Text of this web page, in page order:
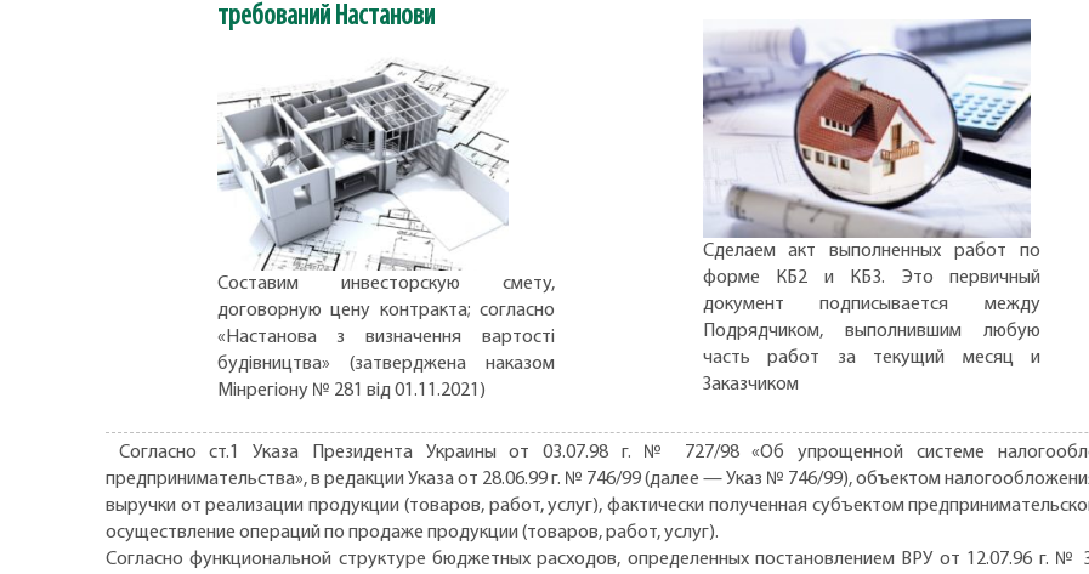
требований Настанови
Составим инвесторскую смету,
договорную цену контракта; согласно
«Настанова з визначення вартості
будівництва» (затверджена наказом
Мінрегіону № 281 від 01.11.2021)
Сделаем акт выполненных работ по
форме КБ2 и КБ3. Это первичный
документ подписывается между
Подрядчиком, выполнившим любую
часть работ за текущий месяц и
Заказчиком
Согласно ст.1 Указа Президента Украины от 03.07.98 г. № 727/98 «Об упрощенной системе
предпринимательства», в редакции Указа от 28.06.99 г. № 746/99 (далее — Указ № 746/99), объектом
выручки от реализации продукции (товаров, работ, услуг), фактически полученная субъектом
осуществление операций по продаже продукции (товаров, работ, услуг).
Согласно функциональной структуре бюджетных расходов, определенных постановлением ВРУ от 12.07.96 г.